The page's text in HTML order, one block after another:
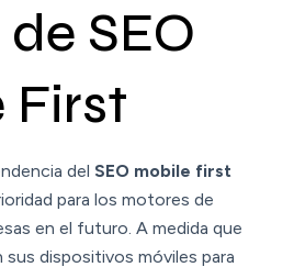
SEO
First
del SEO mobile first
para los motores de
en el futuro. A medida que
sus dispositivos móviles para